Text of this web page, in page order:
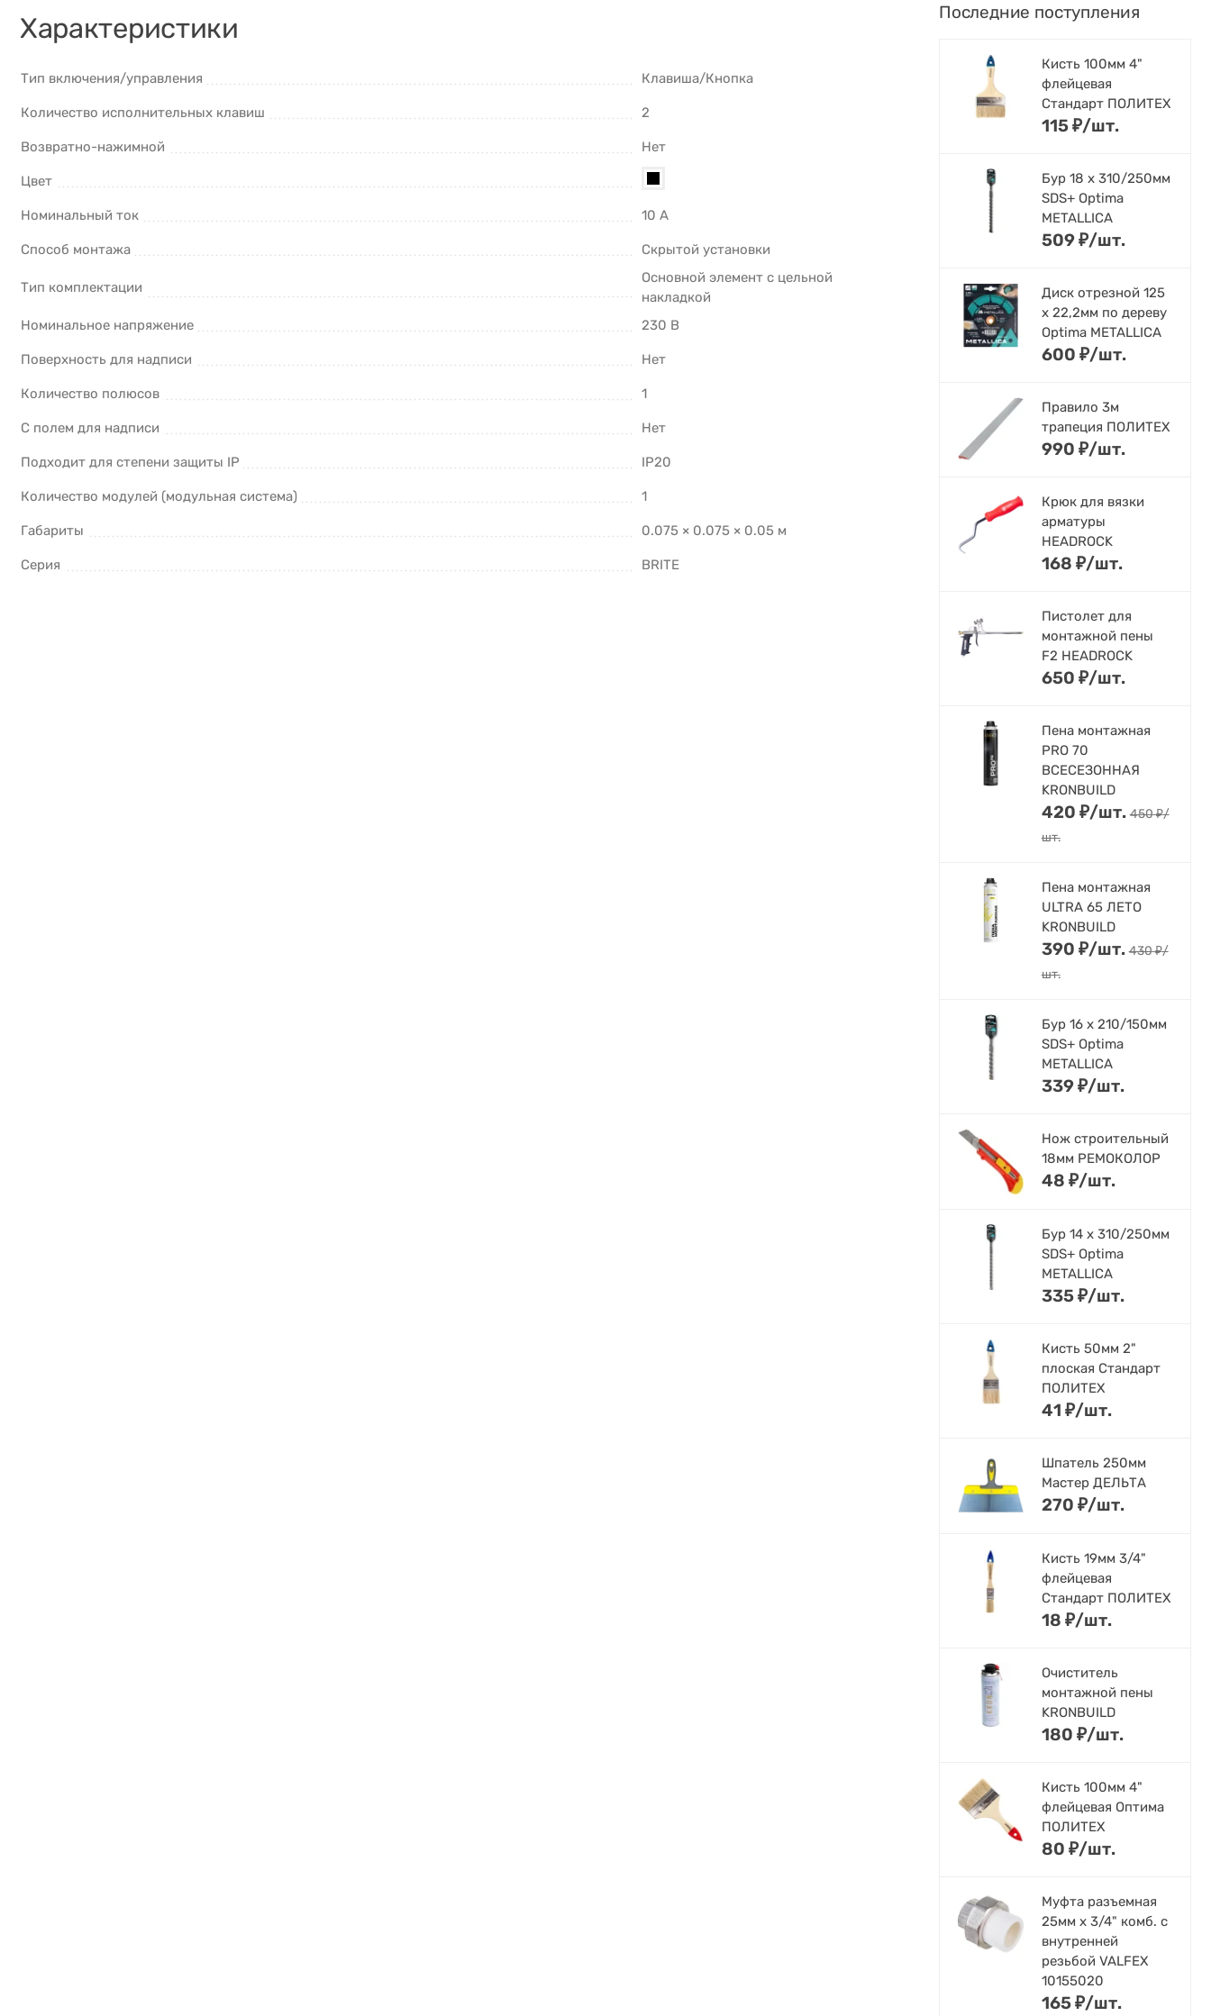
Характеристики
Тип включения/управления Клавиша/Кнопка
Количество исполнительных клавиш 2
Возвратно-нажимной Нет
Цвет
Номинальный ток 10 А
Способ монтажа Скрытой установки
Тип комплектации
Основной элемент с цельной
накладкой
Номинальное напряжение
230 В
Поверхность для надписи Нет
Количество полюсов 1
С полем для надписи Нет
Подходит для степени защиты IP IP20
Количество модулей (модульная система) 1
Габариты 0.075 × 0.075 × 0.05 м
Серия BRITE
Последние поступления
Кисть 100мм 4"
флейцевая
Стандарт ПОЛИТЕХ
115₽/шт.
Бур 18 х 310/250мм
SDS+ Optima
METALLICA
509₽/шт.
Диск отрезной 125
x 22,2мм по дереву
Optima METALLICA
600 ₽/шт.
Правило 3м
трапеция ПОЛИТЕХ
990 ₽/шт.
Крюк для вязки
арматуры
HEADROCK
168 ₽/шт.
Пистолет для
монтажной пены
F2 HEADROCK
650 ₽/шт.
Пена монтажная
PRO 70
ВСЕСЕЗОННАЯ
KRONBUILD
420 ₽/шт. 450₽/
шт.
Пена монтажная
ULTRA 65 ЛЕТО
KRONBUILD
390 ₽/шт. 430₽/
шт.
Бур 16 х 210/150мм
SDS+ Optima
METALLICA
339₽/шт.
Нож строительный
18мм РЕМОКОЛОР
48 ₽/шт.
Бур 14 х 310/250мм
SDS+ Optima
METALLICA
335₽/шт.
Кисть 50мм 2"
плоская Стандарт
ПОЛИТЕХ
41 ₽/шт.
Шпатель 250мм
Мастер ДЕЛЬТА
270 ₽/шт.
Кисть 19мм 3/4"
флейцевая
Стандарт ПОЛИТЕХ
18 ₽/шт.
Очиститель
монтажной пены
KRONBUILD
180 ₽/шт.
Кисть 100мм 4"
флейцевая Оптима
ПОЛИТЕХ
80 ₽/шт.
Муфта разъемная
25мм х 3/4" комб. с
внутренней
резьбой VALFEX
10155020
165₽/шт.